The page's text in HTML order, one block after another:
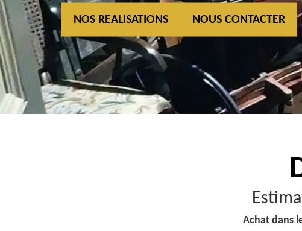
NOS REALISATIONS NOUS CONTACTER
Achat dans